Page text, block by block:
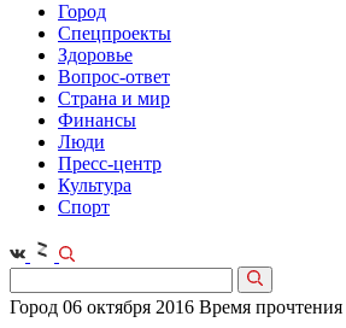
Город
Спецпроекты
Здоровье
Вопрос-ответ
Страна и мир
Финансы
Люди
Пресс-центр
Культура
Спорт
Город 06 октября 2016 Время